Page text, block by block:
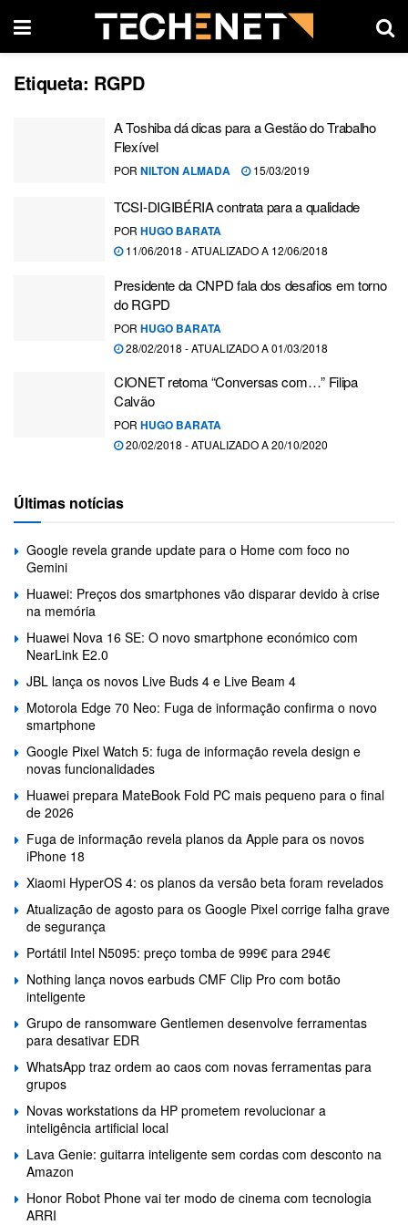
Etiqueta: RGPD
A Toshiba dá dicas para a Gestão do Trabalho
Flexível
POR NILTON ALMADA 15/03/2019
TCSI-DIGIBÉRIA contrata para a qualidade
POR HUGO BARATA
11/06/2018 - ATUALIZADO A 12/06/2018
Presidente da CNPD fala dos desafios em torno
do RGPD
POR HUGO BARATA
28/02/2018 - ATUALIZADO A 01/03/2018
CIONET retoma “Conversas com…” Filipa
Calvão
POR HUGO BARATA
20/02/2018 - ATUALIZADO A 20/10/2020
Últimas notícias
Google revela grande update para o Home com foco no
Gemini
Huawei: Preços dos smartphones vão disparar devido à crise
na memória
Huawei Nova 16 SE: O novo smartphone económico com
NearLink E2.0
JBL lança os novos Live Buds 4 e Live Beam 4
Motorola Edge 70 Neo: Fuga de informação confirma o novo
smartphone
Google Pixel Watch 5: fuga de informação revela design e
novas funcionalidades
Huawei prepara MateBook Fold PC mais pequeno para o final
de 2026
Fuga de informação revela planos da Apple para os novos
iPhone 18
Xiaomi HyperOS 4: os planos da versão beta foram revelados
Atualização de agosto para os Google Pixel corrige falha grave
de segurança
Portátil Intel N5095: preço tomba de 999€ para 294€
Nothing lança novos earbuds CMF Clip Pro com botão
inteligente
Grupo de ransomware Gentlemen desenvolve ferramentas
para desativar EDR
WhatsApp traz ordem ao caos com novas ferramentas para
grupos
Novas workstations da HP prometem revolucionar a
inteligência artificial local
Lava Genie: guitarra inteligente sem cordas com desconto na
Amazon
Honor Robot Phone vai ter modo de cinema com tecnologia
ARRI